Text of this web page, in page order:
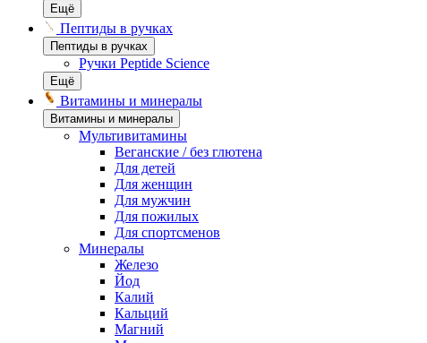
Ещё
Пептиды в ручках
Пептиды в ручках
Ручки Peptide Science
Ещё
Витамины и минералы
Витамины и минералы
Мультивитамины
Веганские / без глютена
Для детей
Для женщин
Для мужчин
Для пожилых
Для спортсменов
Минералы
Железо
Йод
Калий
Кальций
Магний